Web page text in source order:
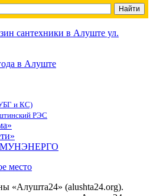
и КС)
РЭС
место
«Алушта24» (alushta24.org).